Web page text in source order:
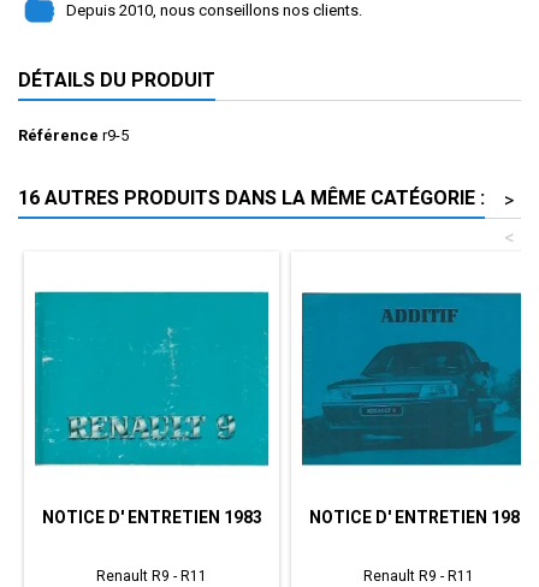
Depuis 2010, nous conseillons nos clients.
DÉTAILS DU PRODUIT
Référence r9-5
16 AUTRES PRODUITS DANS LA MÊME CATÉGORIE :
>
<
NOTICE D' ENTRETIEN 1983
Renault R9 - R11
NOTICE D' ENTRETIEN 1989
Renault R9 - R11